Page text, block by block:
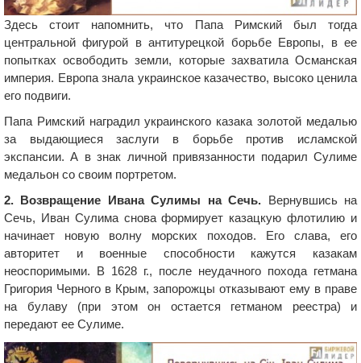
Здесь стоит напомнить, что Папа Римский был тогда
центральной фигурой в антитурецкой борьбе Европы, в ее
попытках освободить земли, которые захватила Османская
империя. Европа знала украинское казачество, высоко ценила
его подвиги.
Папа Римский наградил украинского казака золотой медалью
за выдающиеся заслуги в борьбе против исламской
экспансии. А в знак личной привязанности подарил Сулиме
медальон со своим портретом.
2. Возвращение Ивана Сулимы на Сечь. Вернувшись на
Сечь, Иван Сулима снова формирует казацкую флотилию и
начинает новую волну морских походов. Его слава, его
авторитет и военные способности кажутся казакам
неоспоримыми. В 1628 г., после неудачного похода гетмана
Григория Черного в Крым, запорожцы отказывают ему в праве
на булаву (при этом он остается гетманом реестра) и
передают ее Сулиме.